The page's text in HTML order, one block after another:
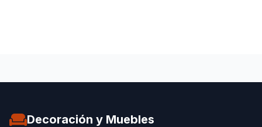
Decoración y Muebles